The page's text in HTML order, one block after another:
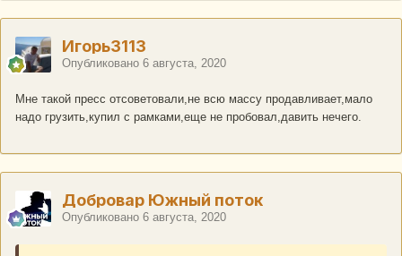
Игорь3113
Опубликовано 6 августа, 2020
Мне такой пресс отсоветовали,не всю массу продавливает,мало
надо грузить,купил с рамками,еще не пробовал,давить нечего.
Добровар Южный поток
Опубликовано 6 августа, 2020